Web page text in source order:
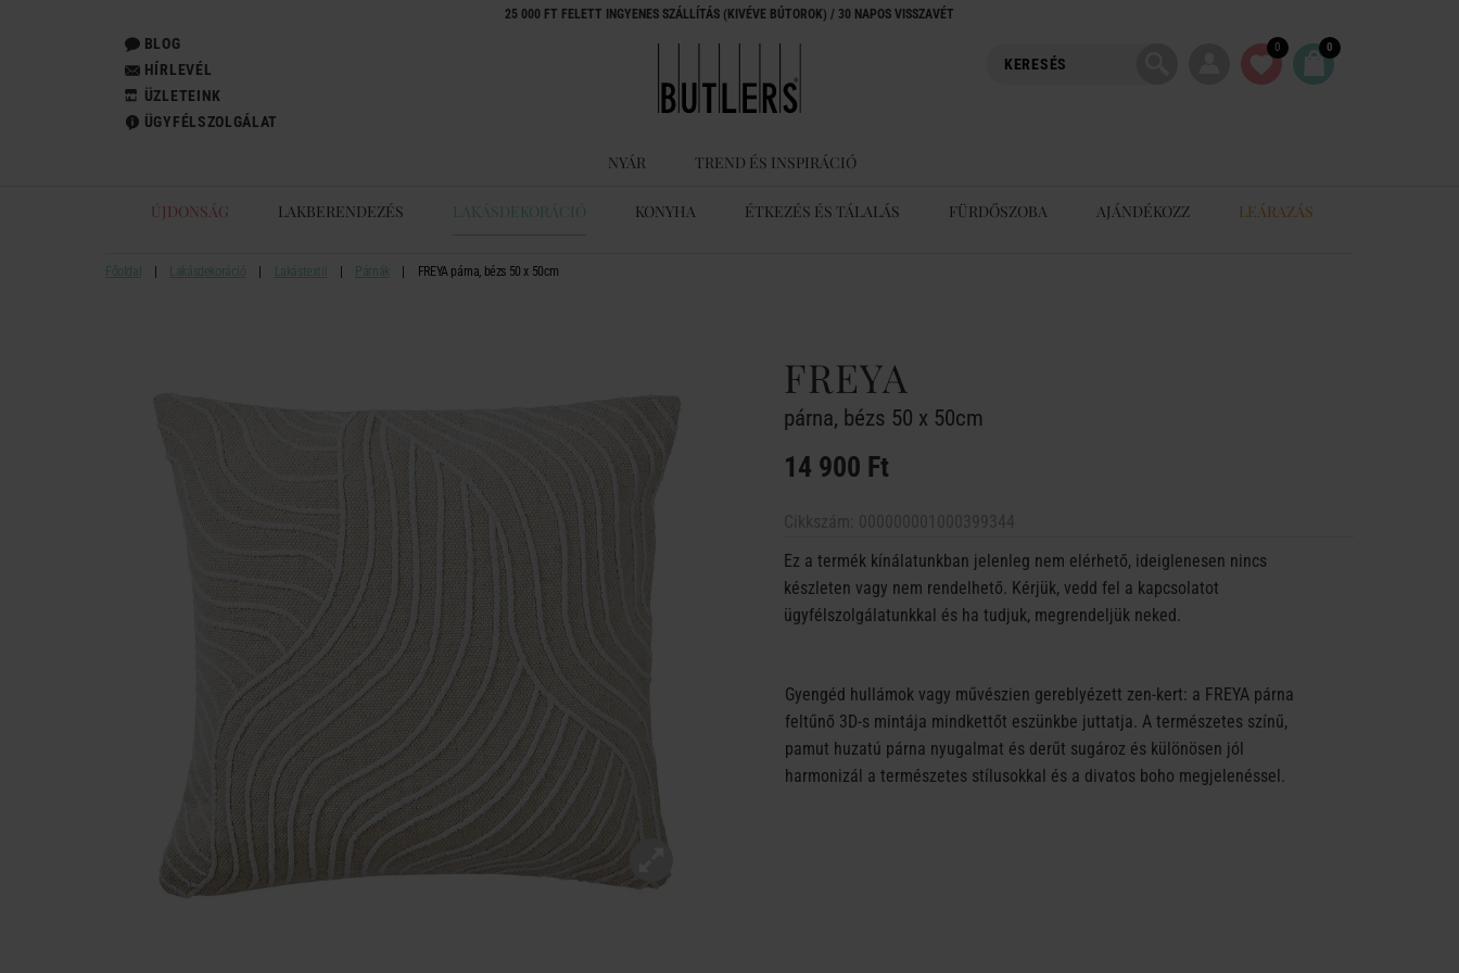
25 000 FT FELETT INGYENES SZÁLLÍTÁS (KIVÉVE BÚTOROK) / 30 NAPOS VISSZAVÉT
BLOG
HÍRLEVÉL
ÜZLETEINK
ÜGYFÉLSZOLGÁLAT
0 0
NYÁR TREND ÉS INSPIRÁCIÓ
ÚJDONSÁG LAKBERENDEZÉS LAKÁSDEKORÁCIÓ KONYHA ÉTKEZÉS ÉS TÁLALÁS FÜRDŐSZOBA AJÁNDÉKOZZ LEÁRAZÁS
Főoldal Lakásdekoráció Lakástextil Párnák FREYA párna, bézs 50 x 50cm
FREYA
párna, bézs 50 x 50cm
14 900 Ft
Ez a termék kínálatunkban jelenleg nem elérhető, ideiglenesen nincs
készleten vagy nem rendelhető. Kérjük, vedd fel a kapcsolatot
ügyfélszolgálatunkkal és ha tudjuk, megrendeljük neked.
Gyengéd hullámok vagy művészien gereblyézett zen-kert: a FREYA párna
feltűnő 3D-s mintája mindkettőt eszünkbe juttatja. A természetes színű,
pamut huzatú párna nyugalmat és derűt sugároz és különösen jól
harmonizál a természetes stílusokkal és a divatos boho megjelenéssel.